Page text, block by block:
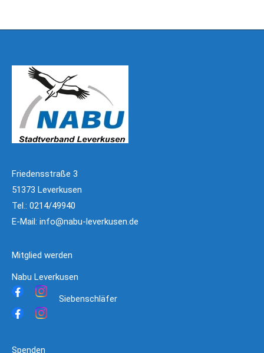
Friedensstraße 3
51373 Leverkusen
Tel.: 0214/49940
E-Mail: info@nabu-leverkusen.de
Mitglied werden
Nabu Leverkusen
Siebenschläfer
Spenden